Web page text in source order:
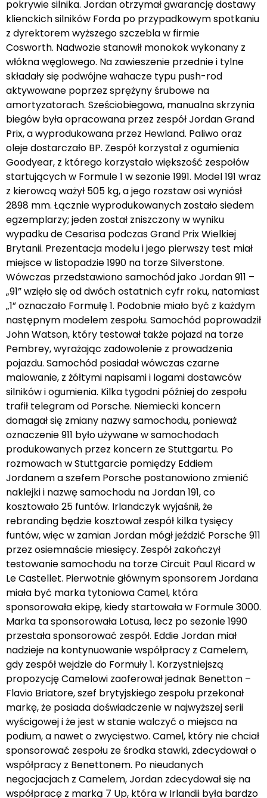
pokrywie silnika. Jordan otrzymał gwarancję dostawy
klienckich silników Forda po przypadkowym spotkaniu
z dyrektorem wyższego szczebla w firmie
Cosworth. Nadwozie stanowił monokok wykonany z
włókna węglowego. Na zawieszenie przednie i tylne
składały się podwójne wahacze typu push-rod
aktywowane poprzez sprężyny śrubowe na
amortyzatorach. Sześciobiegowa, manualna skrzynia
biegów była opracowana przez zespół Jordan Grand
Prix, a wyprodukowana przez Hewland. Paliwo oraz
oleje dostarczało BP. Zespół korzystał z ogumienia
Goodyear, z którego korzystało większość zespołów
startujących w Formule 1 w sezonie 1991. Model 191 wraz
z kierowcą ważył 505 kg, a jego rozstaw osi wyniósł
2898 mm. Łącznie wyprodukowanych zostało siedem
egzemplarzy; jeden został zniszczony w wyniku
wypadku de Cesarisa podczas Grand Prix Wielkiej
Brytanii. Prezentacja modelu i jego pierwszy test miał
miejsce w listopadzie 1990 na torze Silverstone.
Wówczas przedstawiono samochód jako Jordan 911 –
„91” wzięło się od dwóch ostatnich cyfr roku, natomiast
„1” oznaczało Formułę 1. Podobnie miało być z każdym
następnym modelem zespołu. Samochód poprowadził
John Watson, który testował także pojazd na torze
Pembrey, wyrażając zadowolenie z prowadzenia
pojazdu. Samochód posiadał wówczas czarne
malowanie, z żółtymi napisami i logami dostawców
silników i ogumienia. Kilka tygodni później do zespołu
trafił telegram od Porsche. Niemiecki koncern
domagał się zmiany nazwy samochodu, ponieważ
oznaczenie 911 było używane w samochodach
produkowanych przez koncern ze Stuttgartu. Po
rozmowach w Stuttgarcie pomiędzy Eddiem
Jordanem a szefem Porsche postanowiono zmienić
naklejki i nazwę samochodu na Jordan 191, co
kosztowało 25 funtów. Irlandczyk wyjaśnił, że
rebranding będzie kosztował zespół kilka tysięcy
funtów, więc w zamian Jordan mógł jeździć Porsche 911
przez osiemnaście miesięcy. Zespół zakończył
testowanie samochodu na torze Circuit Paul Ricard w
Le Castellet. Pierwotnie głównym sponsorem Jordana
miała być marka tytoniowa Camel, która
sponsorowała ekipę, kiedy startowała w Formule 3000.
Marka ta sponsorowała Lotusa, lecz po sezonie 1990
przestała sponsorować zespół. Eddie Jordan miał
nadzieje na kontynuowanie współpracy z Camelem,
gdy zespół wejdzie do Formuły 1. Korzystniejszą
propozycję Camelowi zaoferował jednak Benetton –
Flavio Briatore, szef brytyjskiego zespołu przekonał
markę, że posiada doświadczenie w najwyższej serii
wyścigowej i że jest w stanie walczyć o miejsca na
podium, a nawet o zwycięstwo. Camel, który nie chciał
sponsorować zespołu ze środka stawki, zdecydował o
współpracy z Benettonem. Po nieudanych
negocjacjach z Camelem, Jordan zdecydował się na
współpracę z marką 7 Up, która w Irlandii była bardzo